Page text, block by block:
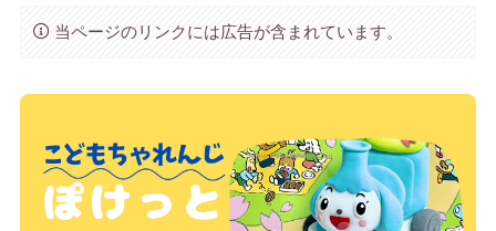
当ページのリンクには広告が含まれています。